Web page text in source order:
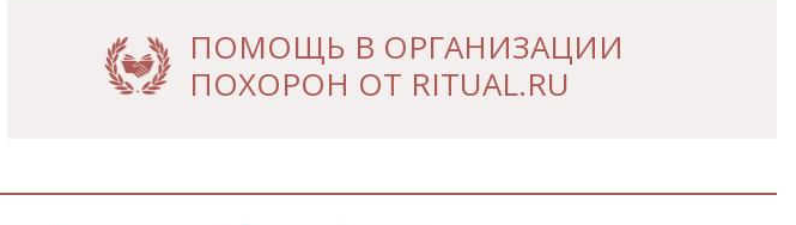
ПОМОЩЬ В ОРГАНИЗАЦИИ
ПОХОРОН ОТ RITUAL.RU